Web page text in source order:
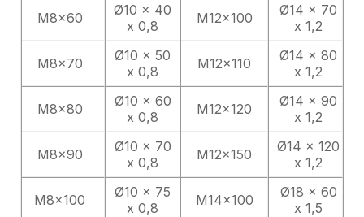
M8x60
Ø10 x 40
x 0,8
M12x100
Ø14 x 70
x 1,2
M8x70
Ø10 x 50
x 0,8
M12x110
Ø14 x 80
x 1,2
M8x80
Ø10 x 60
x 0,8
M12x120
Ø14 x 90
x 1,2
M8x90
Ø10 x 70
x 0,8
M12x150
Ø14 x 120
x 1,2
M8x100
Ø10 x 75
x 0,8
M14x100
Ø18 x 60
x 1,5